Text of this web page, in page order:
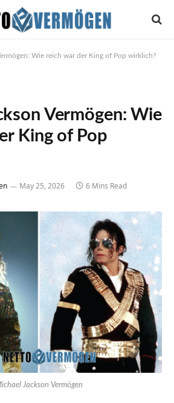
Wie reich war der King of Pop wirklich?
Vermögen: Wie
King of Pop
May 25, 2026 6 Mins Read
Jackson Vermögen